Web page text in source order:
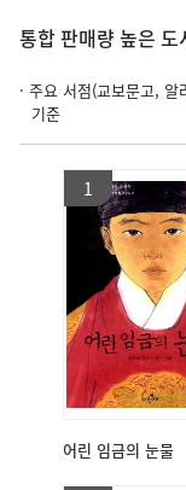
통합 판매량 높은 도
· 주요 서점(교보문고,
기준
1
어린 임금의 눈물